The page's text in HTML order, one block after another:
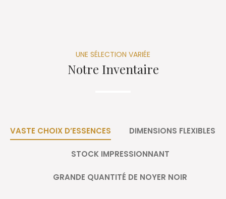
UNE SÉLECTION VARIÉE
Notre Inventaire
VASTE CHOIX D’ESSENCES DIMENSIONS FLEXIBLES
STOCK IMPRESSIONNANT
GRANDE QUANTITÉ DE NOYER NOIR